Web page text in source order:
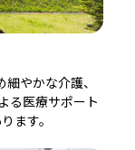
やかな介護、
る医療サポート
ます。